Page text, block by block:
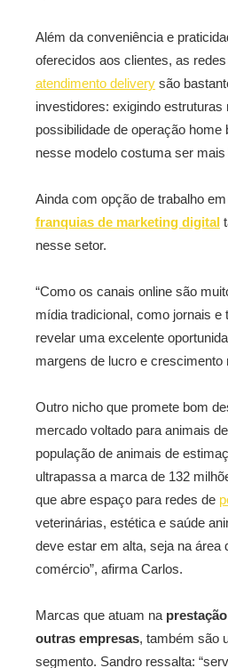
Além da conveniência e
oferecidos aos clientes, as
atendimento delivery são
investidores: exigindo estruturas
possibilidade de operação
nesse modelo costuma ser mais
Ainda com opção de trabalho
franquias de marketing digital
nesse setor.
“Como os canais online são
mídia tradicional, como jornais e
revelar uma excelente
margens de lucro e crescimento
Outro nicho que promete bom
mercado voltado para animais
população de animais de
ultrapassa a marca de 132
que abre espaço para redes de
veterinárias, estética e saúde
deve estar em alta, seja na área
comércio”, afirma Carlos.
Marcas que atuam na
outras empresas, também são
segmento. Sandro ressalta: